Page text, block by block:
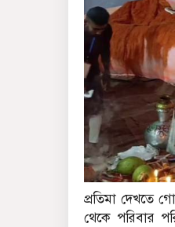
প্রতিমা দেখতে
থেকে পরিবার